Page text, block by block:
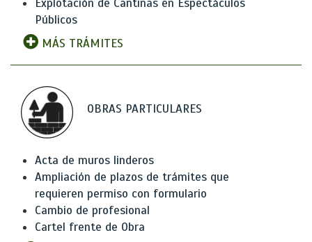
Explotación de Cantinas en Espectáculos
Públicos
MÁS TRÁMITES
OBRAS PARTICULARES
Acta de muros linderos
Ampliación de plazos de trámites que
requieren permiso con formulario
Cambio de profesional
Cartel frente de Obra